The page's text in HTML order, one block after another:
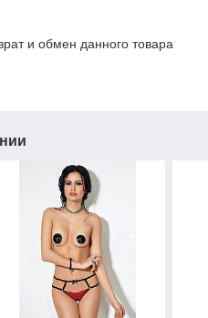
и обмен данного товара